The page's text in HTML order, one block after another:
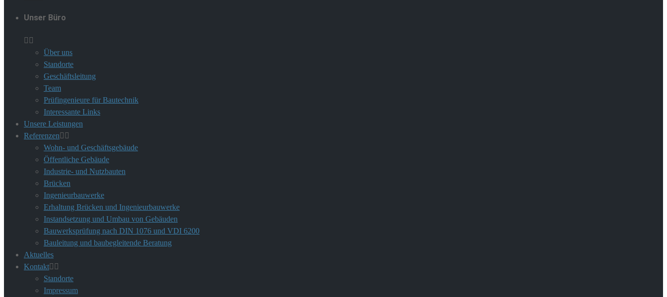
Unser Büro
Über uns
Standorte
Geschäftsleitung
Team
Prüfingenieure für Bautechnik
Interessante Links
Unsere Leistungen
Referenzen
Wohn- und Geschäftsgebäude
Öffentliche Gebäude
Industrie- und Nutzbauten
Brücken
Ingenieurbauwerke
Erhaltung Brücken und Ingenieurbauwerke
Instandsetzung und Umbau von Gebäuden
Bauwerksprüfung nach DIN 1076 und VDI 6200
Bauleitung und baubegleitende Beratung
Aktuelles
Kontakt
Standorte
Impressum